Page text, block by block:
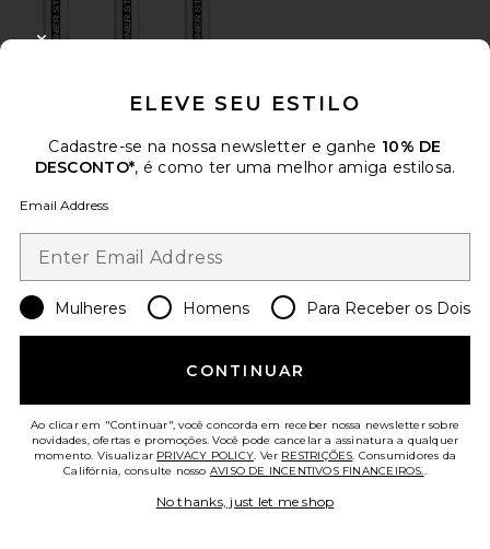
Lip Liner STAY-N Deep Bundle
Sacheu
$35
ELEVE SEU ESTILO
Cadastre-se na nossa newsletter e ganhe 10% DE
DESCONTO*, é como ter uma melhor amiga estilosa.
Email Address
Mulheres Homens Para Receber os Dois
CONTINUAR
Ao clicar em "Continuar", você concorda em receber nossa newsletter sobre
novidades, ofertas e promoções. Você pode cancelar a assinatura a qualquer
momento. Visualizar PRIVACY POLICY. Ver RESTRIÇÕES. Consumidores da
Califórnia, consulte nosso AVISO DE INCENTIVOS FINANCEIROS..
No thanks, just let me shop